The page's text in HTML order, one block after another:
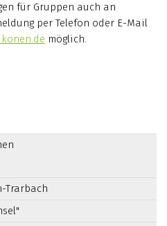
für Gruppen auch an
per Telefon oder E-Mail
möglich.
Trarbach